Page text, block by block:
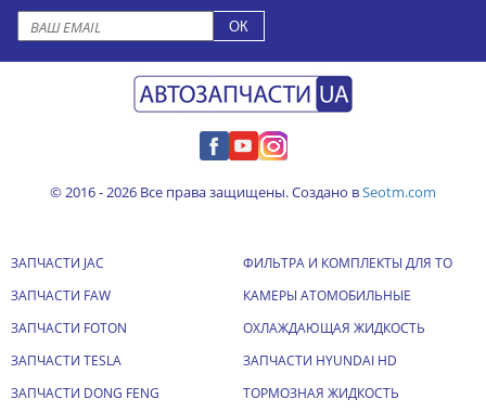
© 2016 - 2026 Все права защищены. Создано вSeotm.com
ЗАПЧАСТИ JAC
ЗАПЧАСТИ FAW
ЗАПЧАСТИ FOTON
ЗАПЧАСТИ TESLA
ЗАПЧАСТИ DONG FENG
ФИЛЬТРА И КОМПЛЕКТЫ ДЛЯ ТО
КАМЕРЫ АТОМОБИЛЬНЫЕ
ОХЛАЖДАЮЩАЯ ЖИДКОСТЬ
ЗАПЧАСТИ HYUNDAI HD
ТОРМОЗНАЯ ЖИДКОСТЬ